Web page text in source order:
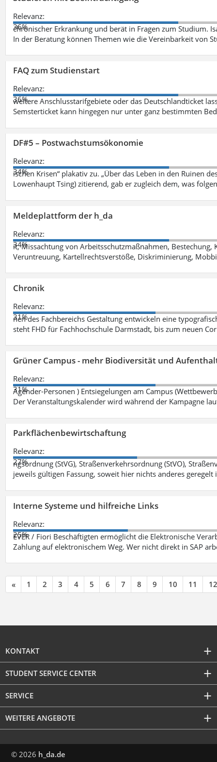
Relevanz:
36%
chronischer Erkrankung und berät in Fragen zum Studium.
In der Beratung können Themen wie die Vereinbarkeit von
FAQ zum Studienstart
Relevanz:
36%
weitere Anschlusstarifgebiete oder das Deutschlandticket
Semsterticket kann hingegen nur unter ganz bestimmten
DF#5 – Postwachstumsökonomie
Relevanz:
34%
ischen Krisen“ plakativ zu. „Über das Leben in den Ruinen
Lowenhaupt Tsing) zitierend, gab er zugleich dem, was
Meldeplattform der h_da
Relevanz:
34%
it, Missachtung von Arbeitsschutzmaßnahmen,
Veruntreuung, Kartellrechtsverstöße, Diskriminierung,
Chronik
Relevanz:
31%
nen des Fachbereichs Gestaltung entwickeln eine
steht FHD für Fachhochschule Darmstadt, bis zum neuen
Grüner Campus - mehr Biodiversität und
Relevanz:
31%
Agender-Personen ) Entsiegelungen am Campus
Der Veranstaltungskalender wird während der Kampagne
Parkflächenbewirtschaftung
Relevanz:
27%
ngsordnung (StVG), Straßenverkehrsordnung (StVO),
jeweils gültigen Fassung, soweit hier nichts anderes geregelt
Interne Systeme und hilfreiche Links
Relevanz:
25%
EVER / Fiori Beschäftigten ermöglicht die Elektronische
Zahlung auf elektronischem Weg. Wer nicht direkt in SAP
« 1 2 3 4 5 6 7 8 9 10 11 12
KONTAKT
STUDENT SERVICE CENTER
SERVICE
WEITERE ANGEBOTE
© 2026 h_da.de